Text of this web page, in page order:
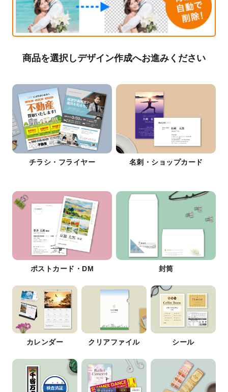
商品を選択しデザイン作成へお進みください
チラシ・フライヤー 名刺・ショップカード
ポストカード・DM 封筒
カレンダー クリアファイル シール